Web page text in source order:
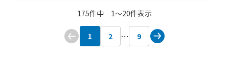
ナン、プレ-ンナン、チキンカレーナンセット600、ミクス
セット(からあげとポテト)、カリー工房 弁当、 マンゴ
ーバニラアイス、チキンカレー、バターチキンカレー、か
き氷、チキンナンローン、チーズナン、ハニーチーズナ
175件中 1〜20件表示
1 2 9